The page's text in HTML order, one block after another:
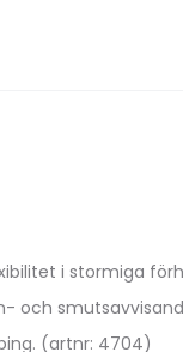
i stormiga
och
(artnr: 4704)